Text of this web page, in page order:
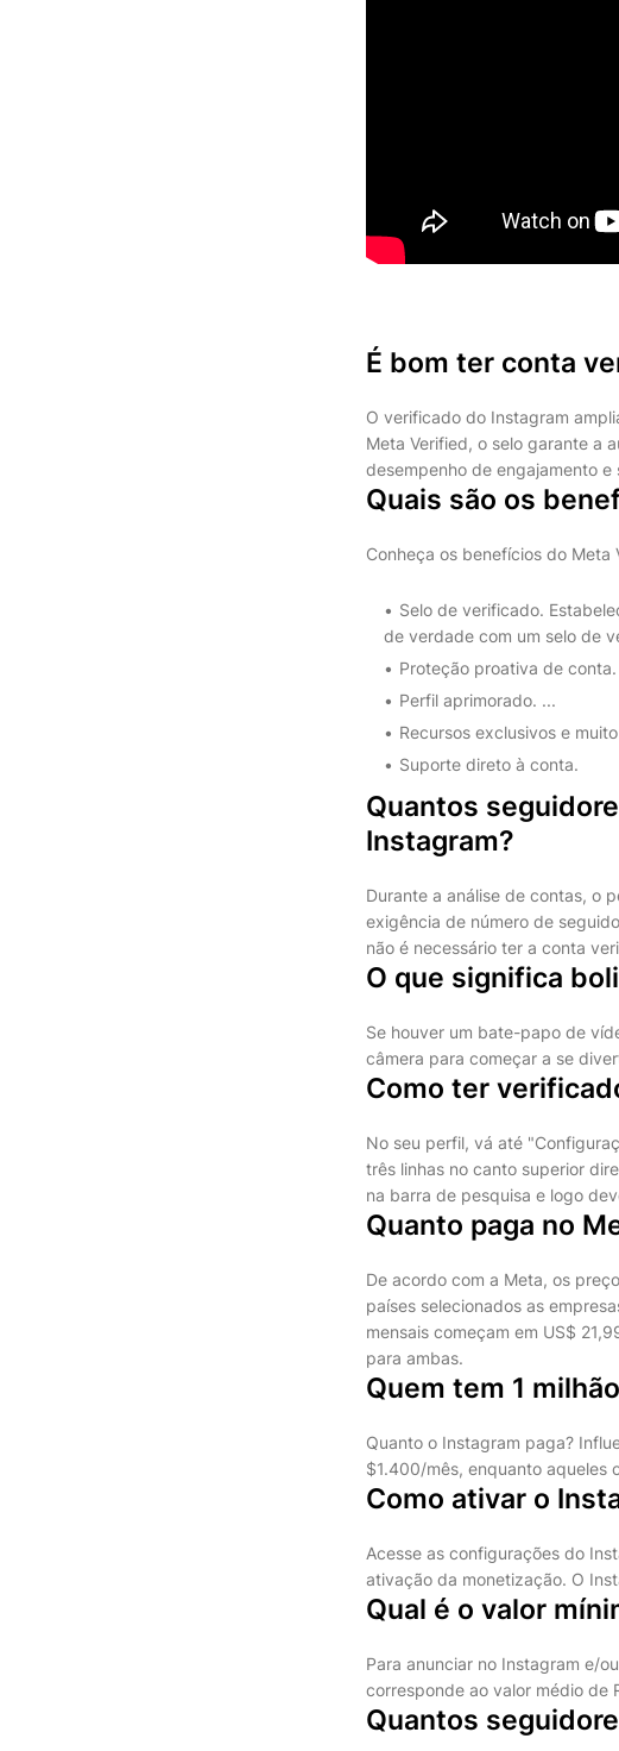
É bom ter conta
O verificado do Instagram
Meta Verified, o selo garante a
desempenho de engajamento
Quais são os
Conheça os benefícios do
Selo de verificado.
de verdade com um selo de
Proteção proativa de conta.
Perfil aprimorado. ...
Recursos exclusivos e
Suporte direto à conta.
Quantos
Instagram?
Durante a análise de contas, o
exigência de número de
não é necessário ter a conta
O que significa
Se houver um bate-papo de
câmera para começar a se
Como ter
No seu perfil, vá até
três linhas no canto superior
na barra de pesquisa e logo
Quanto paga no
De acordo com a Meta, os
países selecionados as
mensais começam em US$
para ambas.
Quem tem 1
Quanto o Instagram paga?
$1.400/mês, enquanto aqueles
Como ativar o
Acesse as configurações do
ativação da monetização. O
Qual é o valor
Para anunciar no Instagram e/
corresponde ao valor médio de
Quantos